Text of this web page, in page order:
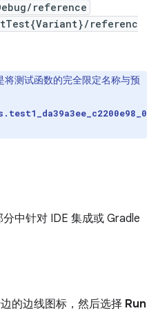
reference
referenc
将测试函数的完全限定名称与预
中针对 IDE 集成或 Gradle
的边线图标，然后选择 Run